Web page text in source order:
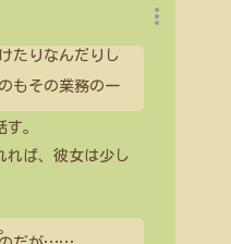
たりなんだりし
もその業務の一
。
れば、彼女は少し
more_vert